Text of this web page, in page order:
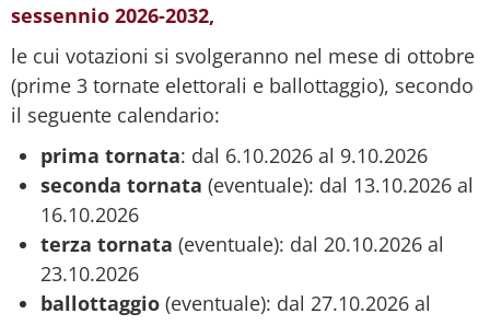
sessennio 2026-2032,
le cui votazioni si svolgeranno nel mese di ottobre
(prime 3 tornate elettorali e ballottaggio), secondo
il seguente calendario:
prima tornata: dal 6.10.2026 al 9.10.2026
seconda tornata (eventuale): dal 13.10.2026 al
16.10.2026
terza tornata (eventuale): dal 20.10.2026 al
23.10.2026
ballottaggio (eventuale): dal 27.10.2026 al